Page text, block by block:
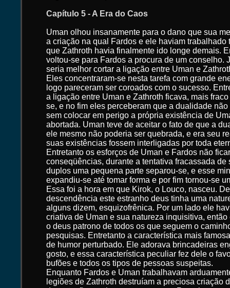
Capítulo 5 - A Era do Caos
Uman olhou insanamente para o dano que sua
a criação na qual Fardos e ele haviam trabalhado
que Zathroth havia finalmente ido longe demais.
voltou-se para Fardos a procura de um conselho.
seria melhor cortar a ligação entre Uman e
Eles concentraram-se nesta tarefa com grande
logo pareceram ser coroados com o sucesso.
a ligação entre Uman e Zathroth ficava, mais
se, e no fim eles perceberam que a dualidade
sem colocar em perigo a própria existência de
abortada. Uman teve de aceitar o fato de que a
ele mesmo não poderia ser quebrada, e era seu
suas existências fossem interligadas por toda
Entretanto os esforços de Uman e Fardos não
conseqüências, durante a tentativa fracassada de
duplos uma pequena parte separou-se, e esse
expandiu-se até tomar forma e por fim tornou-se
Essa foi a hora em que Kirok, o Louco, nasceu.
descendência este estranho deus tinha uma
alguns dizem, esquizofrênica. Por um lado ele
criativa de Uman e sua natureza inquisitiva,
o deus patrono de todos os que seguem o
pesquisas. Entretanto a característica mais
de humor perturbado. Ele adorava brincadeiras
gosto, e essa característica peculiar fez dele o
bufões e todos os tipos de pessoas suspeitas.
Enquanto Fardos e Uman trabalhavam
legiões de Zathroth destruíam a preciosa criação